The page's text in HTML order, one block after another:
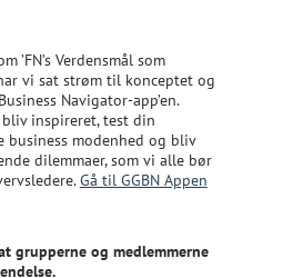
’FN’s Verdensmål som
vi sat strøm til konceptet og
Navigator-app’en.
bliv inspireret, test din
business modenhed og bliv
dilemmaer, som vi alle bør
Gå til GGBN Appen
grupperne og medlemmerne